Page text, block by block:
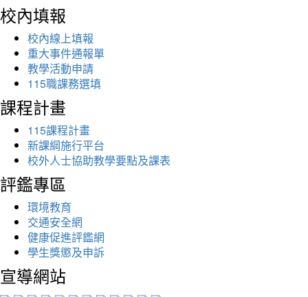
校內填報
校內線上填報
重大事件通報單
教學活動申請
115職課務選填
課程計畫
115課程計畫
新課綱施行平台
校外人士協助教學要點及課表
評鑑專區
環境教育
交通安全網
健康促進評鑑網
學生獎懲及申訴
宣導網站